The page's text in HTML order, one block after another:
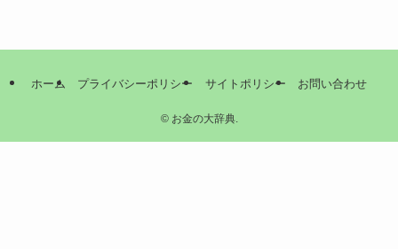
ホーム プライバシーポリシー サイトポリシー お問い合わせ
©お金の大辞典.